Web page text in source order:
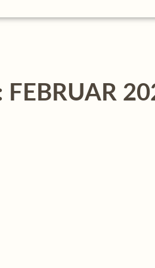
FEBRUAR